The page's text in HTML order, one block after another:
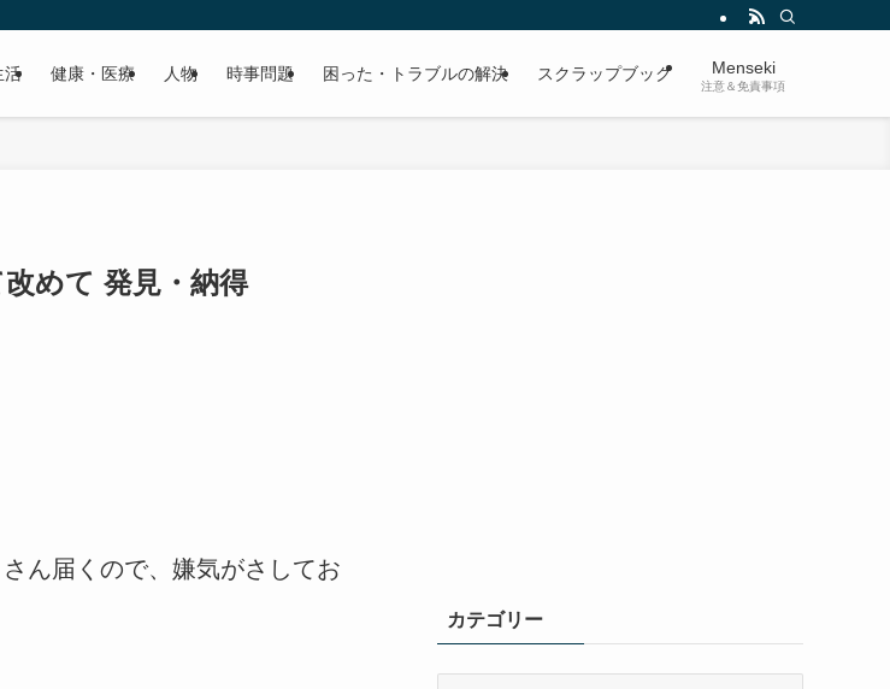
活 健康・医療 人物 時事問題 困った・トラブルの解決 スクラップブック Menseki
注意＆免責事項
めて 発見・納得
ん届くので、嫌気がさしてお
カテゴリー